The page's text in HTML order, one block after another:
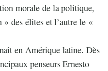
morale de la politique,
» des élites et l’autre le «
en Amérique latine. Dès
penseurs Ernesto